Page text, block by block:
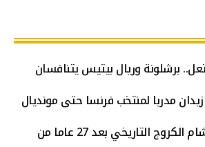
برشلونة وريال بيتيس يتنافسان
مدربا لمنتخب فرنسا حتى مونديال
كير يحطم رقم هشام الكروج التاريخي بعد 27 عاما من